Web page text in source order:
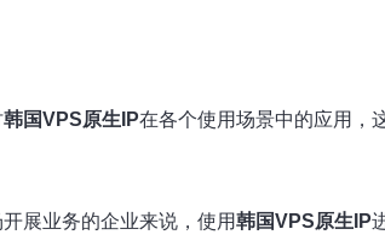
韩国VPS原生IP在各个使用场景中的应用，
展业务的企业来说，使用韩国VPS原生IP